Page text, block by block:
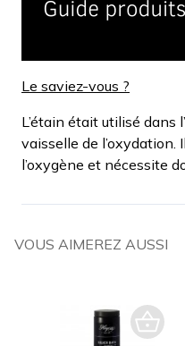
Le saviez-vous ?
L’étain était utilisé dans
vaisselle de
l’oxygène et nécessite
VOUS AIMEREZ AUSSI